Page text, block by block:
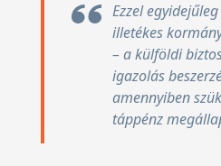
Ezzel
illetékes
– a külföldi
igazolás
amennyiben
táppénz